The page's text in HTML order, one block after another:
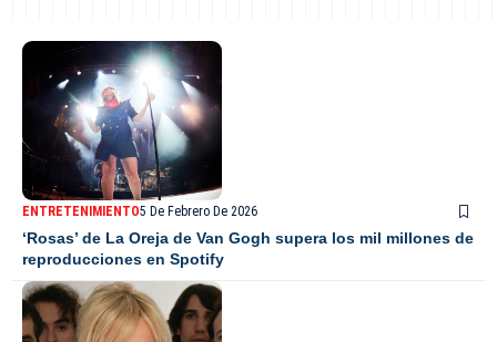
ENTRETENIMIENTO5 De Febrero De 2026
‘Rosas’ de La Oreja de Van Gogh supera los mil millones de
reproducciones en Spotify